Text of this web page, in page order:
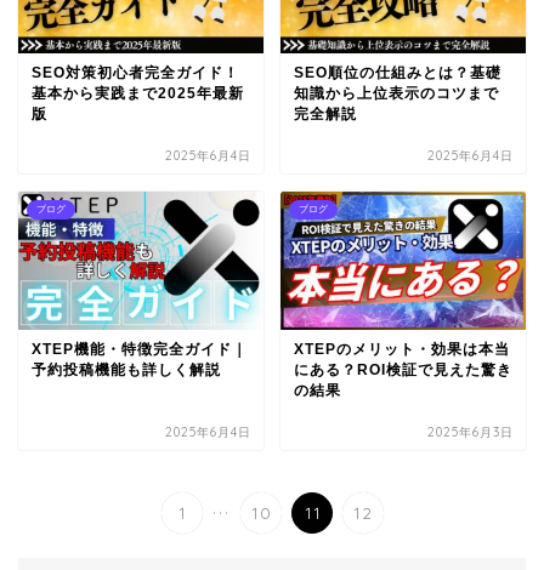
SEO対策初心者完全ガイド！
基本から実践まで2025年最新
版
2025年6月4日
SEO順位の仕組みとは？基礎
知識から上位表示のコツまで
完全解説
2025年6月4日
ブログ
XTEP機能・特徴完全ガイド｜
予約投稿機能も詳しく解説
2025年6月4日
ブログ
XTEPのメリット・効果は本当
にある？ROI検証で見えた驚き
の結果
2025年6月3日
1 ... 10 11 12